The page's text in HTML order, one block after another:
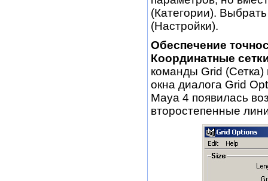
(Категории).
(Настройки).
Обеспечение
Координатные
команды Grid
окна диалога Grid
Maya 4 появилась
второстепенные